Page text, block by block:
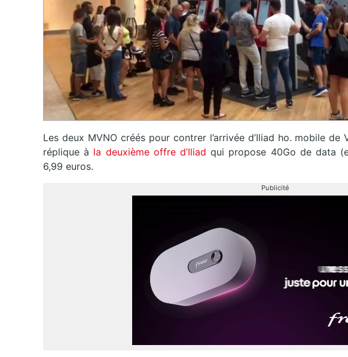
Les deux MVNO créés pour contrer l’arrivée d’Iliad ho. mobile de
réplique à la deuxième offre d’Iliad qui propose 40Go de data
6,99 euros.
Publicité